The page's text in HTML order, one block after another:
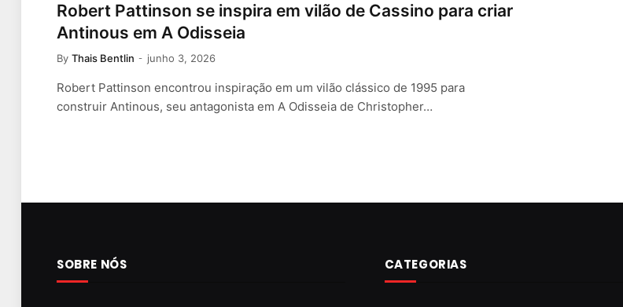
Robert Pattinson se inspira em vilão de Cassino para criar
Antinous em A Odisseia
By Thais Bentlin junho 3, 2026
Robert Pattinson encontrou inspiração em um vilão clássico de 1995 para
construir Antinous, seu antagonista em A Odisseia de Christopher…
SOBRE NÓS CATEGORIAS